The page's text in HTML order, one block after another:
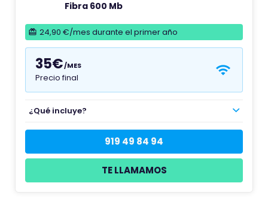
Fibra 600 Mb
24,90 €/mes durante el primer año
35€/MES
Precio final
¿Qué incluye?
919 49 84 94
TE LLAMAMOS